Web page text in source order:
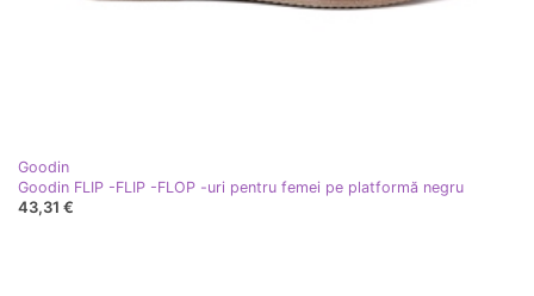
Goodin
Goodin FLIP -FLIP -FLOP -uri pentru femei pe platformă negru
43,31 €